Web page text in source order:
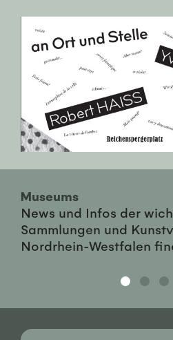
Museums
News und Infos der
Sammlungen und
Nordrhein-Westfalen